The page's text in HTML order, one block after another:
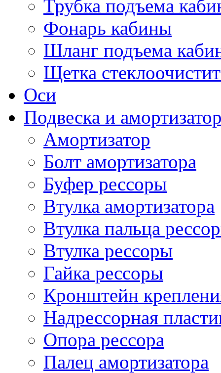
Трубка подъема
Фонарь кабины
Шланг подъема
Щетка
Оси
Подвеска и
Амортизатор
Болт амортизатора
Буфер рессоры
Втулка амортизатора
Втулка пальца
Втулка рессоры
Гайка рессоры
Кронштейн
Надрессорная
Опора рессора
Палец амортизатора